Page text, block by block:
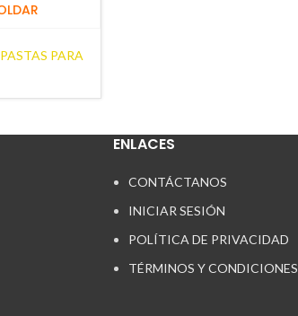
PASTAS PARA
ENLACES
CONTÁCTANOS
INICIAR SESIÓN
POLÍTICA DE PRIVACIDAD
TÉRMINOS Y CONDICIONES